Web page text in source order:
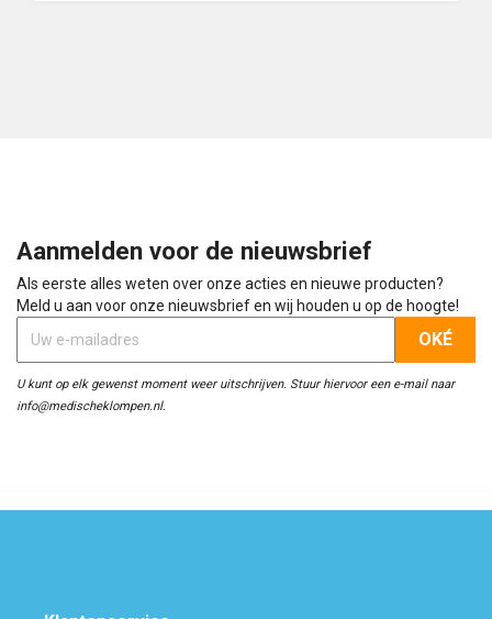
Aanmelden voor de nieuwsbrief
Als eerste alles weten over onze acties en nieuwe producten?
Meld u aan voor onze nieuwsbrief en wij houden u op de hoogte!
U kunt op elk gewenst moment weer uitschrijven. Stuur hiervoor een e-mail naar
info@medischeklompen.nl.